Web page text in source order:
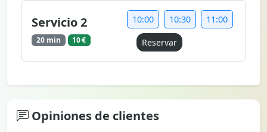
Servicio 2
20 min 10 €
10:00 10:30 11:00
Reservar
Opiniones de clientes